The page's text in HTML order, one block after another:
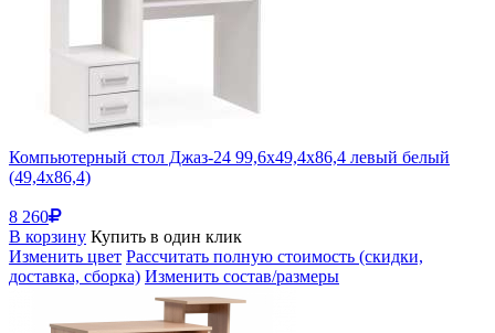
Компьютерный стол Джаз-24 99,6х49,4х86,4 левый белый
(49,4x86,4)
8 260
В корзину Купить в один клик
Изменить цвет Рассчитать полную стоимость (скидки,
доставка, сборка) Изменить состав/размеры